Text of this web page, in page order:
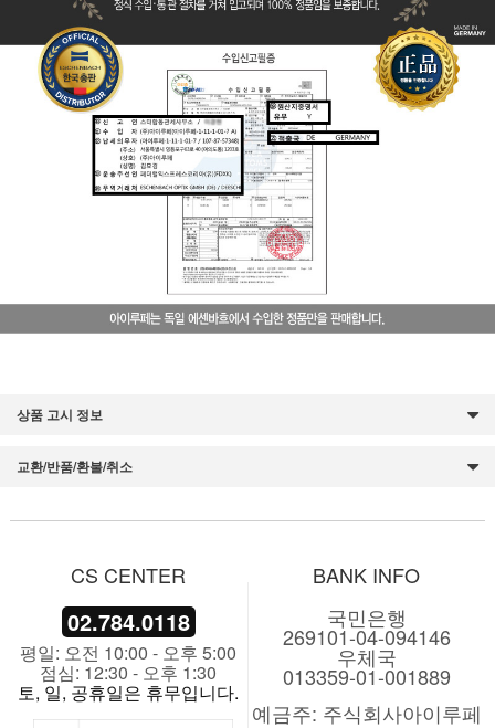
상품 고시 정보
교환/반품/환불/취소
CS CENTER
02.784.0118
평일: 오전 10:00 - 오후 5:00
점심: 12:30 - 오후 1:30
토, 일, 공휴일은 휴무입니다.
BANK INFO
국민은행
269101-04-094146
우체국
013359-01-001889
예금주: 주식회사아이루페